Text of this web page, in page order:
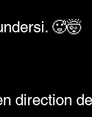
🥵🤯
direction